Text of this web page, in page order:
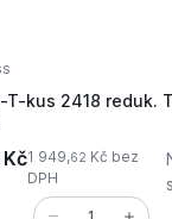
T-kus 2418 reduk.
Kč1 949,62 Kč bez
DPH